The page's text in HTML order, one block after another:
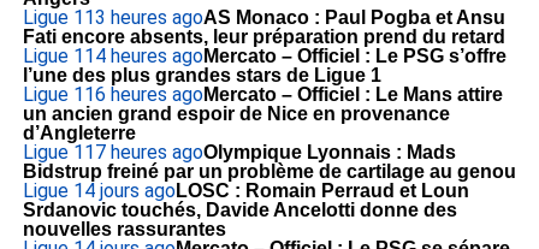
Ligue 113 heures agoAS Monaco : Paul Pogba et Ansu
Fati encore absents, leur préparation prend du retard
Ligue 114 heures agoMercato – Officiel : Le PSG s’offre
l’une des plus grandes stars de Ligue 1
Ligue 116 heures agoMercato – Officiel : Le Mans attire
un ancien grand espoir de Nice en provenance
d’Angleterre
Ligue 117 heures agoOlympique Lyonnais : Mads
Bidstrup freiné par un problème de cartilage au genou
Ligue 14 jours agoLOSC : Romain Perraud et Loun
Srdanovic touchés, Davide Ancelotti donne des
nouvelles rassurantes